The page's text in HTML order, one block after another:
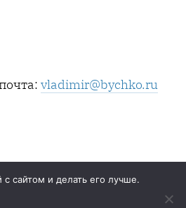
vladimir@bychko.ru
сайтом и делать его лучше.